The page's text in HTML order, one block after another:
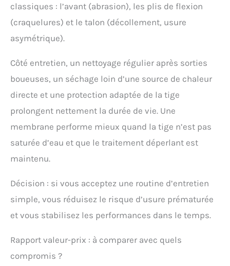
classiques : l’avant (abrasion), les plis de flexion
(craquelures) et le talon (décollement, usure
asymétrique).
Côté entretien, un nettoyage régulier après sorties
boueuses, un séchage loin d’une source de chaleur
directe et une protection adaptée de la tige
prolongent nettement la durée de vie. Une
membrane performe mieux quand la tige n’est pas
saturée d’eau et que le traitement déperlant est
maintenu.
Décision : si vous acceptez une routine d’entretien
simple, vous réduisez le risque d’usure prématurée
et vous stabilisez les performances dans le temps.
Rapport valeur-prix : à comparer avec quels
compromis ?